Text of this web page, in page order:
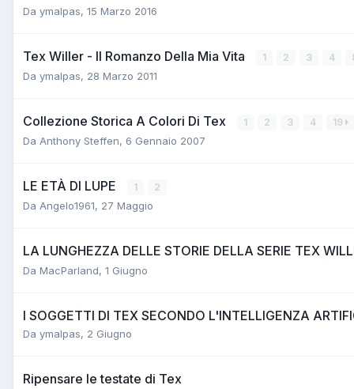
Da ymalpas, 15 Marzo 2016
Tex Willer - Il Romanzo Della Mia Vita 1 2 3 4
Da ymalpas, 28 Marzo 2011
Collezione Storica A Colori Di Tex 1 2 3 4 19
Da Anthony Steffen, 6 Gennaio 2007
LE ETÀ DI LUPE 1 2
Da Angelo1961, 27 Maggio
LA LUNGHEZZA DELLE STORIE DELLA SERIE TEX
Da MacParland, 1 Giugno
I SOGGETTI DI TEX SECONDO L'INTELLIGENZA
Da ymalpas, 2 Giugno
Ripensare le testate di Tex